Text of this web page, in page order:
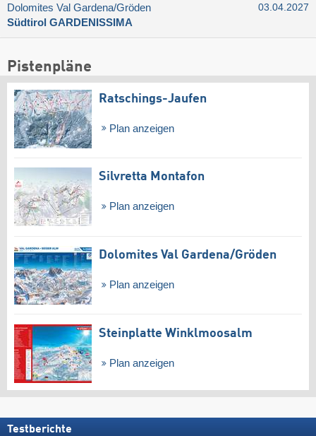
Dolomites Val Gardena/​Gröden
Südtirol GARDENISSIMA
03.04.2027
Pistenpläne
Ratschings-Jaufen
Plan anzeigen
Silvretta Montafon
Plan anzeigen
Dolomites Val Gardena/​Gröden
Plan anzeigen
Steinplatte Winklmoosalm
Plan anzeigen
Testberichte